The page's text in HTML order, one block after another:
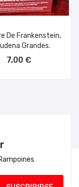
De Frankenstein,
Grandes.
7,00 €